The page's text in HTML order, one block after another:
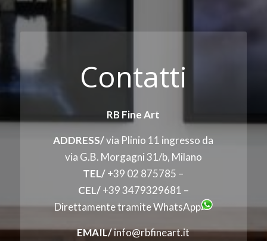
Contatti
RB Fine Art
ADDRESS/via Plinio 11 ingresso da
via G.B. Morgagni 31/b, Milano
TEL/+39 02 875785 –
CEL/+39 3479329681 –
Direttamente tramite WhatsApp
EMAIL/info@rbfineart.it